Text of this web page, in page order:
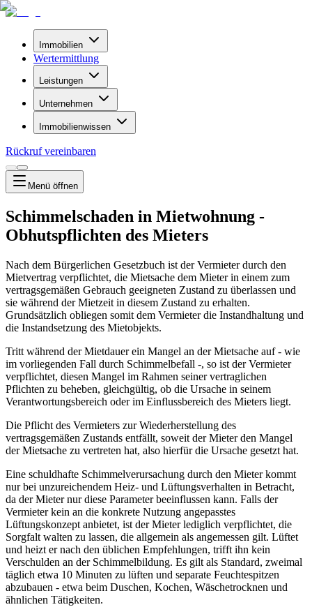
Immobilien
Wertermittlung
Leistungen
Unternehmen
Immobilienwissen
Rückruf vereinbaren
Menü öffnen
Schimmelschaden in Mietwohnung -
Obhutspflichten des Mieters
Nach dem Bürgerlichen Gesetzbuch ist der Vermieter durch den
Mietvertrag verpflichtet, die Mietsache dem Mieter in einem zum
vertragsgemäßen Gebrauch geeigneten Zustand zu überlassen und
sie während der Mietzeit in diesem Zustand zu erhalten.
Grundsätzlich obliegen somit dem Vermieter die Instandhaltung und
die Instandsetzung des Mietobjekts.
Tritt während der Mietdauer ein Mangel an der Mietsache auf - wie
im vorliegenden Fall durch Schimmelbefall -, so ist der Vermieter
verpflichtet, diesen Mangel im Rahmen seiner vertraglichen
Pflichten zu beheben, gleichgültig, ob die Ursache in seinem
Verantwortungsbereich oder im Einflussbereich des Mieters liegt.
Die Pflicht des Vermieters zur Wiederherstellung des
vertragsgemäßen Zustands entfällt, soweit der Mieter den Mangel
der Mietsache zu vertreten hat, also hierfür die Ursache gesetzt hat.
Eine schuldhafte Schimmelverursachung durch den Mieter kommt
nur bei unzureichendem Heiz- und Lüftungsverhalten in Betracht,
da der Mieter nur diese Parameter beeinflussen kann. Falls der
Vermieter kein an die konkrete Nutzung angepasstes
Lüftungskonzept anbietet, ist der Mieter lediglich verpflichtet, die
Sorgfalt walten zu lassen, die allgemein als angemessen gilt. Lüftet
und heizt er nach den üblichen Empfehlungen, trifft ihn kein
Verschulden an der Schimmelbildung. Es gilt als Standard, zweimal
täglich etwa 10 Minuten zu lüften und separate Feuchtespitzen
abzubauen - etwa beim Duschen, Kochen, Wäschetrocknen und
ähnlichen Tätigkeiten.